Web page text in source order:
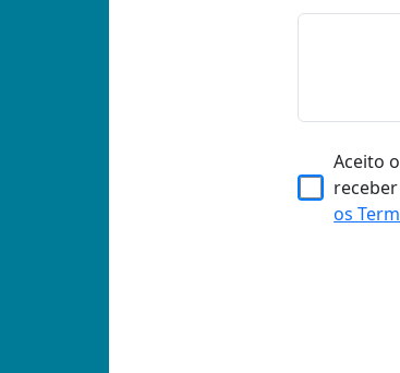
Aceito
os